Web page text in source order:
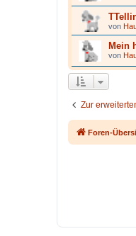
von
Mein
von
Zur
Foren-